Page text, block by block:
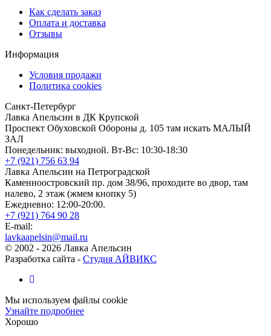
Как сделать заказ
Оплата и доставка
Отзывы
Информация
Условия продажи
Политика cookies
Санкт-Петербург
Лавка Апельсин в ДК Крупской
Проспект Обуховской Обороны д. 105 там искать МАЛЫЙ
ЗАЛ
Понедельник: выходной. Вт-Вс: 10:30-18:30
+7 (921) 756 63 94
Лавка Апельсин на Петроградской
Каменноостровский пр. дом 38/96, проходите во двор, там
налево, 2 этаж (жмем кнопку 5)
Ежедневно: 12:00-20:00.
+7 (921) 764 90 28
E-mail:
lavkaapelsin@mail.ru
© 2002 - 2026 Лавка Апельсин
Разработка сайта - Студия АЙВИКС
Мы используем файлы cookie
Узнайте подробнее
Хорошо